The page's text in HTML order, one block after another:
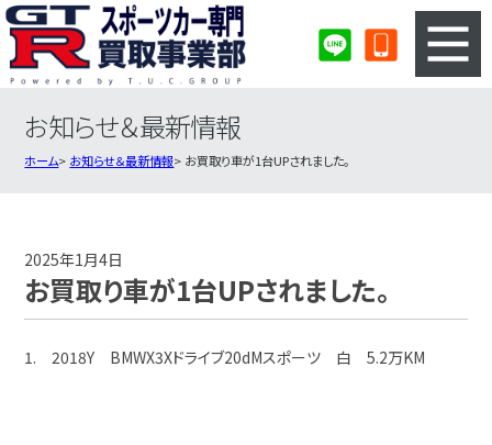
3ステップのカンタン査定
スポーツカー買取実績
お知らせ＆最新情報
ホーム お知らせ＆最新情報 お買取り車が1台UPされました。
2025年1月4日
お買取り車が1台UPされました。
1. 2018Y BMWX3Xドライブ20dMスポーツ 白 5.2万KM